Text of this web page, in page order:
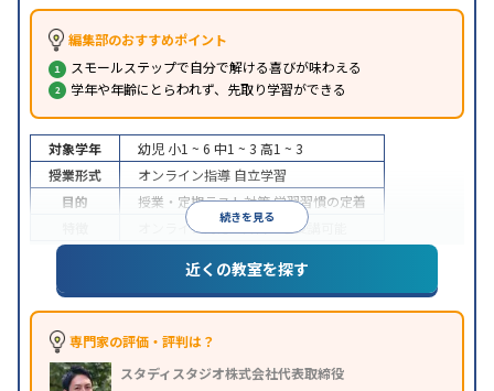
編集部のおすすめポイント
スモールステップで自分で解ける喜びが味わえる
学年や年齢にとらわれず、先取り学習ができる
続きを見る
対象学年 幼児 小1 ~ 6 中1 ~ 3 高1 ~ 3
授業形式
オンライン指導 自立学習
目的
授業・定期テスト対策学習習慣の定着
オンライン対応1科目から受講可能
近くの教室を探す
専門家の評価・評判は？
スタディスタジオ株式会社代表取締役